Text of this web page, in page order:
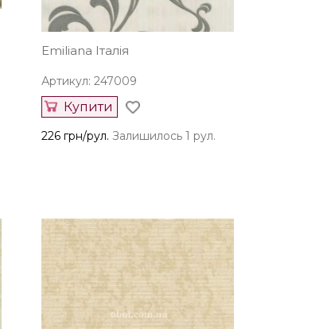
Emiliana Італія
Артикул: 247009
Купити
226 грн/рул. Залишилось 1 рул.